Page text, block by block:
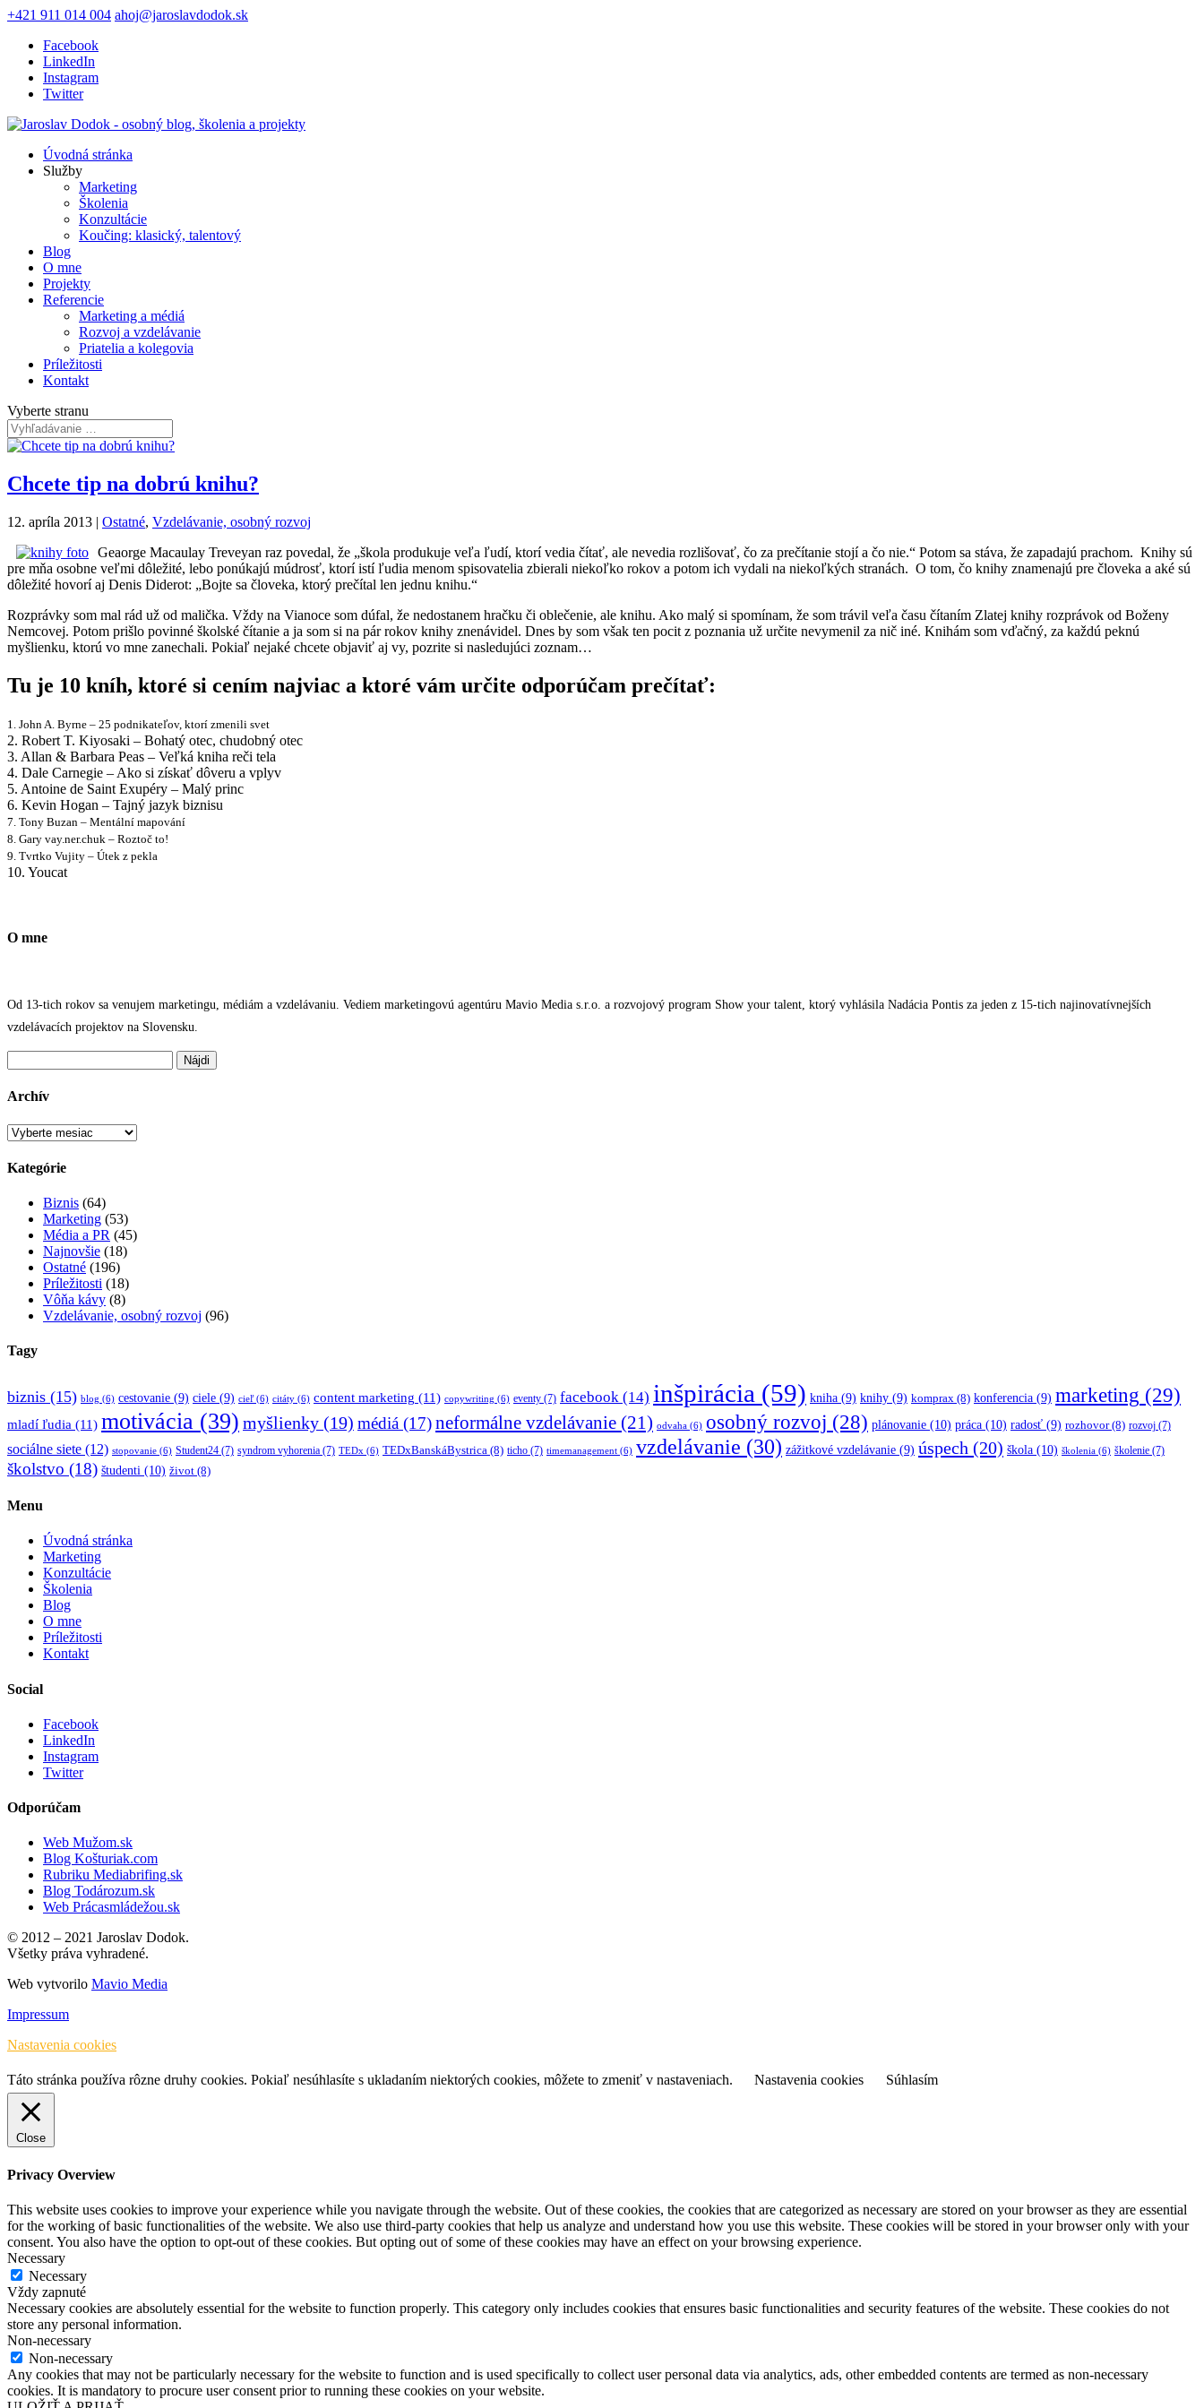
+421 911 014 004 ahoj@jaroslavdodok.sk
Facebook
LinkedIn
Instagram
Twitter
Úvodná stránka
Služby
Marketing
Školenia
Konzultácie
Koučing: klasický, talentový
Blog
O mne
Projekty
Referencie
Marketing a médiá
Rozvoj a vzdelávanie
Priatelia a kolegovia
Príležitosti
Kontakt
Vyberte stranu
Chcete tip na dobrú knihu?
12. apríla 2013 | Ostatné, Vzdelávanie, osobný rozvoj
Geaorge Macaulay Treveyan raz povedal, že „škola produkuje veľa ľudí, ktorí vedia čítať, ale nevedia rozlišovať, čo za prečítanie stojí a čo nie.“ Potom sa stáva, že zapadajú prachom. Knihy sú
pre mňa osobne veľmi dôležité, lebo ponúkajú múdrosť, ktorí istí ľudia menom spisovatelia zbierali niekoľko rokov a potom ich vydali na niekoľkých stranách. O tom, čo knihy znamenajú pre človeka a aké sú
dôležité hovorí aj Denis Diderot: „Bojte sa človeka, ktorý prečítal len jednu knihu.“
Rozprávky som mal rád už od malička. Vždy na Vianoce som dúfal, že nedostanem hračku či oblečenie, ale knihu. Ako malý si spomínam, že som trávil veľa času čítaním Zlatej knihy rozprávok od Boženy
Nemcovej. Potom prišlo povinné školské čítanie a ja som si na pár rokov knihy znenávidel. Dnes by som však ten pocit z poznania už určite nevymenil za nič iné. Knihám som vďačný, za každú peknú
myšlienku, ktorú vo mne zanechali. Pokiaľ nejaké chcete objaviť aj vy, pozrite si nasledujúci zoznam…
Tu je 10 kníh, ktoré si cením najviac a ktoré vám určite odporúčam prečítať:
1. John A. Byrne – 25 podnikateľov, ktorí zmenili svet
2. Robert T. Kiyosaki – Bohatý otec, chudobný otec
3. Allan & Barbara Peas – Veľká kniha reči tela
4. Dale Carnegie – Ako si získať dôveru a vplyv
5. Antoine de Saint Exupéry – Malý princ
6. Kevin Hogan – Tajný jazyk biznisu
7. Tony Buzan – Mentální mapování
8. Gary vay.ner.chuk – Roztoč to!
9. Tvrtko Vujity – Útek z pekla
10. Youcat
O mne
Od 13-tich rokov sa venujem marketingu, médiám a vzdelávaniu. Vediem marketingovú agentúru Mavio Media s.r.o. a rozvojový program Show your talent, ktorý vyhlásila Nadácia Pontis za jeden z 15-tich najinovatívnejších
vzdelávacích projektov na Slovensku.
Archív
Archív
Kategórie
Biznis (64)
Marketing (53)
Média a PR (45)
Najnovšie (18)
Ostatné (196)
Príležitosti (18)
Vôňa kávy (8)
Vzdelávanie, osobný rozvoj (96)
Tagy
biznis (15) blog (6) cestovanie (9) ciele (9) cieľ(6) citáty (6) content marketing (11) copywriting (6) eventy (7) facebook (14) inšpirácia (59) kniha (9) knihy (9) komprax (8) konferencia (9) marketing (29)
mladí ľudia (11) motivácia (39) myšlienky (19) médiá (17)neformálne vzdelávanie (21) odvaha (6) osobný rozvoj (28) plánovanie (10) práca (10) radosť (9) rozhovor(8) rozvoj (7)
sociálne siete (12) stopovanie (6) Student24 (7) syndrom vyhorenia (7) TEDx (6) TEDxBanskáBystrica (8) ticho (7) timemanagement (6) vzdelávanie (30) zážitkové vzdelávanie (9) úspech (20) škola (10) školenia (6) školenie (7)
školstvo (18) študenti (10) život (8)
Menu
Úvodná stránka
Marketing
Konzultácie
Školenia
Blog
O mne
Príležitosti
Kontakt
Social
Facebook
LinkedIn
Instagram
Twitter
Odporúčam
Web Mužom.sk
Blog Košturiak.com
Rubriku Mediabrifing.sk
Blog Todározum.sk
Web Prácasmládežou.sk
© 2012 – 2021 Jaroslav Dodok.
Všetky práva vyhradené.
Web vytvorilo Mavio Media
Impressum
Nastavenia cookies
Táto stránka používa rôzne druhy cookies. Pokiaľ nesúhlasíte s ukladaním niektorých cookies, môžete to zmeniť v nastaveniach. Nastavenia cookies Súhlasím
Close
Privacy Overview
This website uses cookies to improve your experience while you navigate through the website. Out of these cookies, the cookies that are categorized as necessary are stored on your browser as they are essential
for the working of basic functionalities of the website. We also use third-party cookies that help us analyze and understand how you use this website. These cookies will be stored in your browser only with your
consent. You also have the option to opt-out of these cookies. But opting out of some of these cookies may have an effect on your browsing experience.
Necessary
Necessary
Vždy zapnuté
Necessary cookies are absolutely essential for the website to function properly. This category only includes cookies that ensures basic functionalities and security features of the website. These cookies do not
store any personal information.
Non-necessary
Non-necessary
Any cookies that may not be particularly necessary for the website to function and is used specifically to collect user personal data via analytics, ads, other embedded contents are termed as non-necessary
cookies. It is mandatory to procure user consent prior to running these cookies on your website.